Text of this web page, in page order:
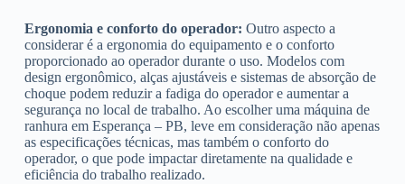
Ergonomia e conforto do operador: Outro aspecto a
considerar é a ergonomia do equipamento e o conforto
proporcionado ao operador durante o uso. Modelos com
design ergonômico, alças ajustáveis e sistemas de absorção de
choque podem reduzir a fadiga do operador e aumentar a
segurança no local de trabalho. Ao escolher uma máquina de
ranhura em Esperança – PB, leve em consideração não apenas
as especificações técnicas, mas também o conforto do
operador, o que pode impactar diretamente na qualidade e
eficiência do trabalho realizado.